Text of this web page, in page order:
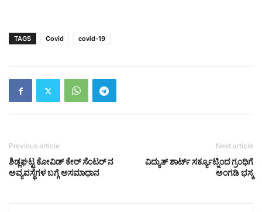
TAGS Covid covid-19
Previous article
ಶಿಡ್ಲಘಟ್ಟ ಕೋವಿಡ್ ಕೇರ್ ಸೆಂಟರ್ ನ
ಅವ್ಯವಸ್ಥೆಗಳ ಬಗ್ಗೆ ಅಸಮಾಧಾನ
Next article
ವಿದ್ಯುತ್ ಶಾರ್ಟ್ ಸರ್ಕ್ಯೂಟ್ನಿಂದ ಗ್ರಂಧಿಗೆ
ಅಂಗಡಿ ಭಸ್ಮ